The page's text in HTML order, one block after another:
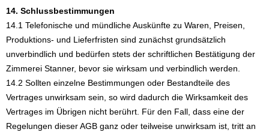
14. Schlussbestimmungen
14.1 Telefonische und mündliche Auskünfte zu Waren, Preisen,
Produktions- und Lieferfristen sind zunächst grundsätzlich
unverbindlich und bedürfen stets der schriftlichen Bestätigung der
Zimmerei Stanner, bevor sie wirksam und verbindlich werden.
14.2 Sollten einzelne Bestimmungen oder Bestandteile des
Vertrages unwirksam sein, so wird dadurch die Wirksamkeit des
Vertrages im Übrigen nicht berührt. Für den Fall, dass eine der
Regelungen dieser AGB ganz oder teilweise unwirksam ist, tritt an